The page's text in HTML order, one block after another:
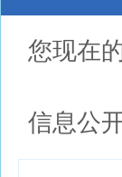
您现在
信息公